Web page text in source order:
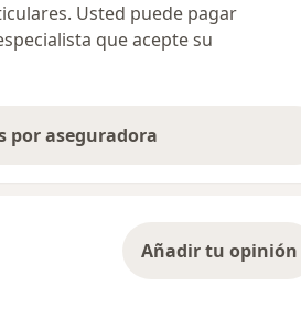
Usted puede pagar
que acepte su
por aseguradora
Añadir tu opinión